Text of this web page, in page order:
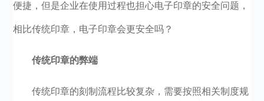
便捷，但是企业在使用过程也担心电子印章的安全问题，
相比传统印章，电子印章会更安全吗？
传统印章的弊端
传统印章的刻制流程比较复杂，需要按照相关制度规